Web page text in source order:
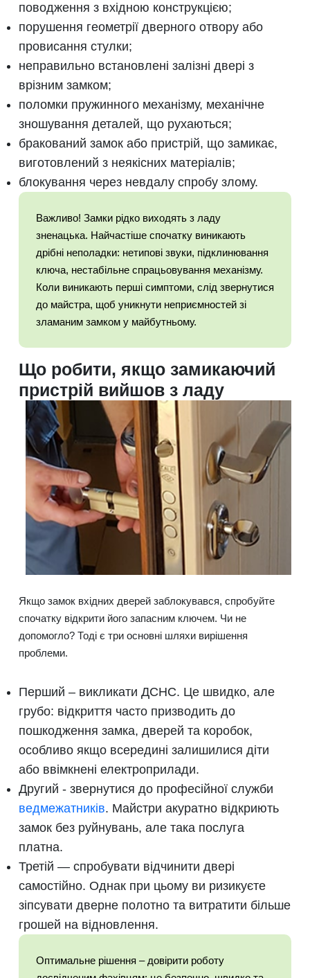
поводження з вхідною конструкцією;
порушення геометрії дверного отвору або
провисання стулки;
неправильно встановлені залізні двері з
врізним замком;
поломки пружинного механізму, механічне
зношування деталей, що рухаються;
бракований замок або пристрій, що замикає,
виготовлений з неякісних матеріалів;
блокування через невдалу спробу злому.
Важливо! Замки рідко виходять з ладу
зненацька. Найчастіше спочатку виникають
дрібні неполадки: нетипові звуки, підклинювання
ключа, нестабільне спрацьовування механізму.
Коли виникають перші симптоми, слід звернутися
до майстра, щоб уникнути неприємностей зі
зламаним замком у майбутньому.
Що робити, якщо замикаючий
пристрій вийшов з ладу
Якщо замок вхідних дверей заблокувався, спробуйте
спочатку відкрити його запасним ключем. Чи не
допомогло? Тоді є три основні шляхи вирішення
проблеми.
Перший – викликати ДСНС. Це швидко, але
грубо: відкриття часто призводить до
пошкодження замка, дверей та коробок,
особливо якщо всередині залишилися діти
або ввімкнені електроприлади.
Другий - звернутися до професійної служби
ведмежатників. Майстри акуратно відкриють
замок без руйнувань, але така послуга
платна.
Третій — спробувати відчинити двері
самостійно. Однак при цьому ви ризикуєте
зіпсувати дверне полотно та витратити більше
грошей на відновлення.
Оптимальне рішення – довірити роботу